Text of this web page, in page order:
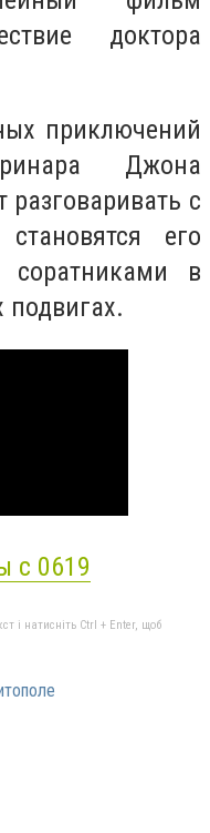
доктора
приключений
Джона
разговаривать с
его
в
с 0619
і натисніть Ctrl + Enter, щоб